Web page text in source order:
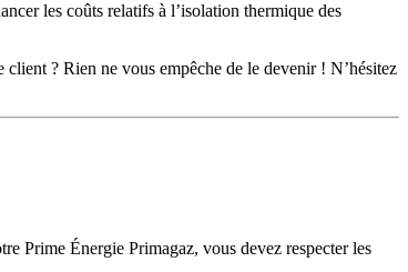
les coûts relatifs à l’isolation thermique des
client ? Rien ne vous empêche de le devenir ! N’hésitez
Prime Énergie Primagaz, vous devez respecter les